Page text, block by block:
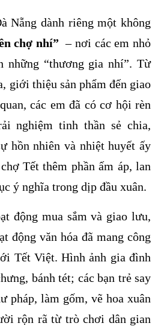
Nẵng dành riêng một không
chợ nhí” – nơi các em nhỏ
những “thương gia nhí”. Từ
giới thiệu sản phẩm đến giao
các em đã có cơ hội rèn
nghiệm tinh thần sẻ chia,
hồn nhiên và nhiệt huyết ấy
Tết thêm phần ấm áp, lan
ý nghĩa trong dịp đầu xuân.
động mua sắm và giao lưu,
động văn hóa đã mang công
Tết Việt. Hình ảnh gia đình
bánh tét; các bạn trẻ say
pháp, làm gốm, vẽ hoa xuân
rộn rã từ trò chơi dân gian